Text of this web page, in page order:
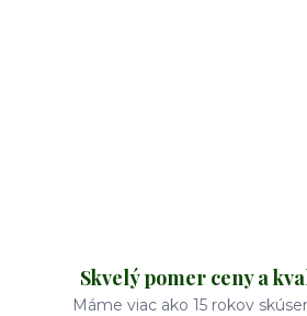
Skvelý pomer ceny a
Máme viac ako 15 rokov